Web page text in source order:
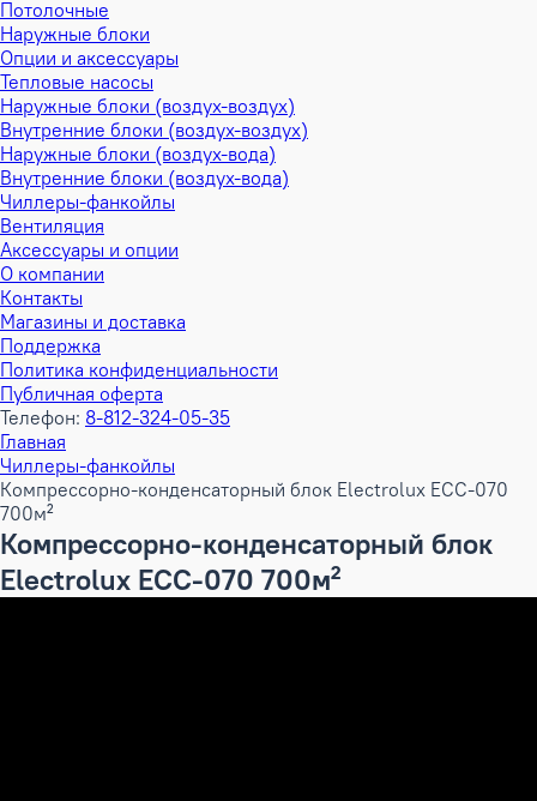
Потолочные
Наружные блоки
Опции и аксессуары
Тепловые насосы
Наружные блоки (воздух-воздух)
Внутренние блоки (воздух-воздух)
Наружные блоки (воздух-вода)
Внутренние блоки (воздух-вода)
Чиллеры-фанкойлы
Вентиляция
Аксессуары и опции
О компании
Контакты
Магазины и доставка
Поддержка
Политика конфиденциальности
Публичная оферта
Телефон: 8-812-324-05-35
Главная
Чиллеры-фанкойлы
Компрессорно-конденсаторный блок Electrolux ECC-070
700м²
Компрессорно-конденсаторный блок
Electrolux ECC-070 700м²